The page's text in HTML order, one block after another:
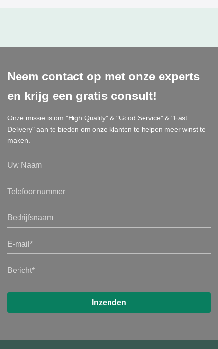
Neem contact op met onze experts
en krijg een gratis consult!
Onze missie is om "High Quality" & "Good Service" & "Fast
Delivery" aan te bieden om onze klanten te helpen meer winst te
maken.